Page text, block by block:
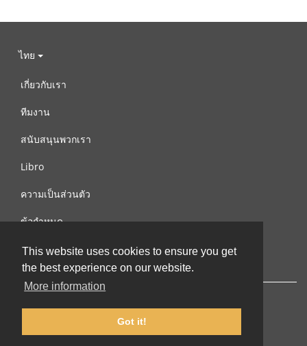
This website uses cookies to ensure you get
the best experience on our website.
More information
Got it!
ไทย
เกี่ยวกับเรา
ทีมงาน
สนับสนุนพวกเรา
Libro
ความเป็นส่วนตัว
ข้อกำหนด
ติดต่อเรา
© 2002-2026 lernu.net |Impressum